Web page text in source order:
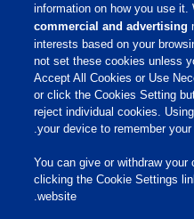
information on how you use
commercial and advertising
interests based on your
not set these cookies unless
Accept All Cookies or Use
or click the Cookies Setting
reject individual cookies.
your device to remember your
You can give or withdraw
clicking the Cookie Settings
website.